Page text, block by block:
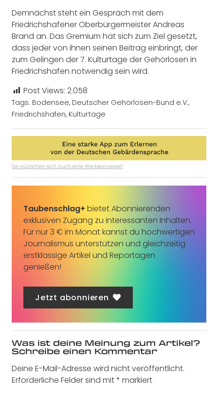
Demnächst steht ein Gespräch mit dem
Friedrichshafener Oberbürgermeister Andreas
Brand an. Das Gremium hat sich zum Ziel gesetzt,
dass jeder von ihnen seinen Beitrag einbringt, der
zum Gelingen der 7. Kulturtage der Gehörlosen in
Friedrichshafen notwendig sein wird.
Post Views: 2.058
Tags: Bodensee, Deutscher Gehörlosen-Bund e.V.,
Friedrichshafen, Kulturtage
Sie wünschen sich auch eine Werbeanzeige?
Taubenschlag+ bietet Abonnierenden
exklusiven Zugang zu interessanten Inhalten.
Für nur 3 € im Monat kannst du hochwertigen
Journalismus unterstützen und gleichzeitig
erstklassige Artikel und Reportagen
genießen!
Jetzt abonnieren
Was ist deine Meinung zum Artikel?
Schreibe einen Kommentar
Deine E-Mail-Adresse wird nicht veröffentlicht.
Erforderliche Felder sind mit* markiert